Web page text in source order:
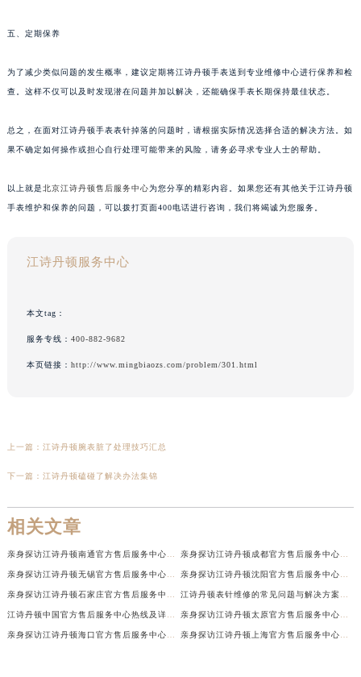
五、定期保养
为了减少类似问题的发生概率，建议定期将江诗丹顿手表送到专业维修中心进行保养和检
查。这样不仅可以及时发现潜在问题并加以解决，还能确保手表长期保持最佳状态。
总之，在面对江诗丹顿手表表针掉落的问题时，请根据实际情况选择合适的解决方法。如
果不确定如何操作或担心自行处理可能带来的风险，请务必寻求专业人士的帮助。
以上就是北京江诗丹顿售后服务中心为您分享的精彩内容。如果您还有其他关于江诗丹顿
手表维护和保养的问题，可以拨打页面400电话进行咨询，我们将竭诚为您服务。
江诗丹顿服务中心
本文tag：
服务专线： 400-882-9682
本页链接： http://www.mingbiaozs.com/problem/301.html
上一篇： 江诗丹顿腕表脏了处理技巧汇总
下一篇： 江诗丹顿磕碰了解决办法集锦
相关文章